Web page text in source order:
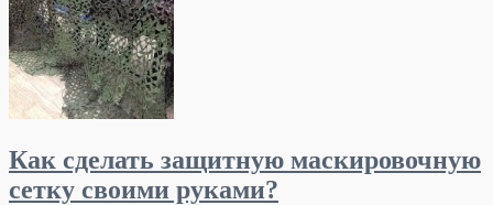
Как сделать защитную маскировочную
сетку своими руками?